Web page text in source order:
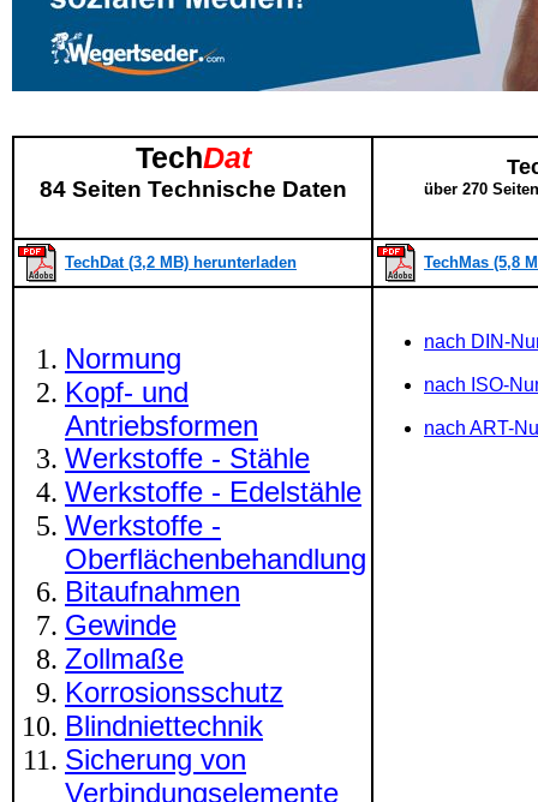
TechDat
84 Seiten Technische Daten über 270
TechDat (3,2 MB) herunterladen TechMas (5,8
Normung
Kopf- und
Antriebsformen
Werkstoffe - Stähle
Werkstoffe - Edelstähle
Werkstoffe -
Oberflächenbehandlung
Bitaufnahmen
Gewinde
Zollmaße
Korrosionsschutz
Blindniettechnik
Sicherung von
Verbindungselemente
nach DIN-
nach ISO-
nach ART-